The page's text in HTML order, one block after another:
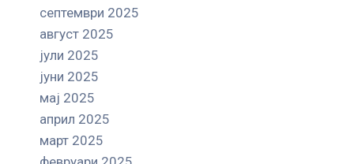
септември 2025
август 2025
јули 2025
јуни 2025
мај 2025
април 2025
март 2025